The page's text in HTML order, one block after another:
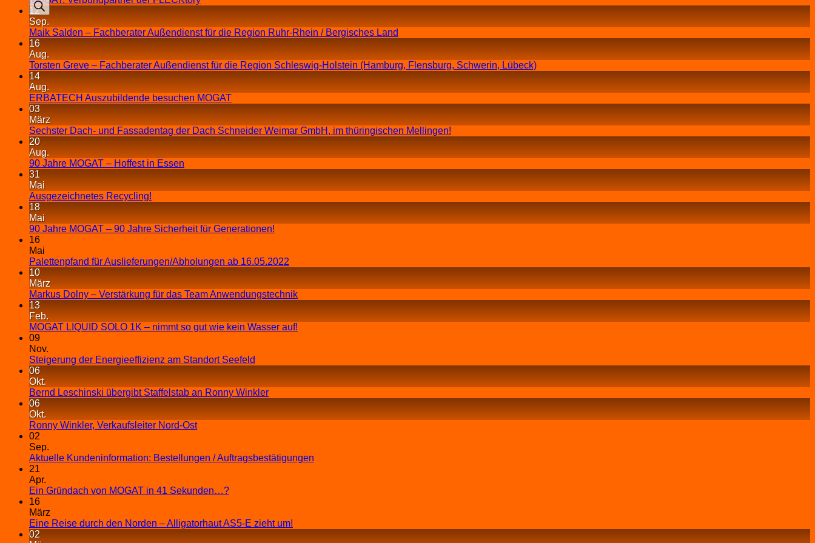
12
Sep.
Maik Salden – Fachberater Außendienst für die Region Ruhr-Rhein / Bergisches Land
16
Aug.
Torsten Greve – Fachberater Außendienst für die Region Schleswig-Holstein (Hamburg, Flensburg, Schwerin, Lübeck)
14
Aug.
ERBATECH Auszubildende besuchen MOGAT
03
März
Sechster Dach- und Fassadentag der Dach Schneider Weimar GmbH, im thüringischen Mellingen!
20
Aug.
90 Jahre MOGAT – Hoffest in Essen
31
Mai
Ausgezeichnetes Recycling!
18
Mai
90 Jahre MOGAT – 90 Jahre Sicherheit für Generationen!
16
Mai
Palettenpfand für Auslieferungen/Abholungen ab 16.05.2022
10
März
Markus Dolny – Verstärkung für das Team Anwendungstechnik
13
Feb.
MOGAT LIQUID SOLO 1K – nimmt so gut wie kein Wasser auf!
09
Nov.
Steigerung der Energieeffizienz am Standort Seefeld
06
Okt.
Bernd Leschinski übergibt Staffelstab an Ronny Winkler
06
Okt.
Ronny Winkler, Verkaufsleiter Nord-Ost
02
Sep.
Aktuelle Kundeninformation: Bestellungen / Auftragsbestätigungen
21
Apr.
Ein Gründach von MOGAT in 41 Sekunden…?
16
März
Eine Reise durch den Norden – Alligatorhaut AS5-E zieht um!
02